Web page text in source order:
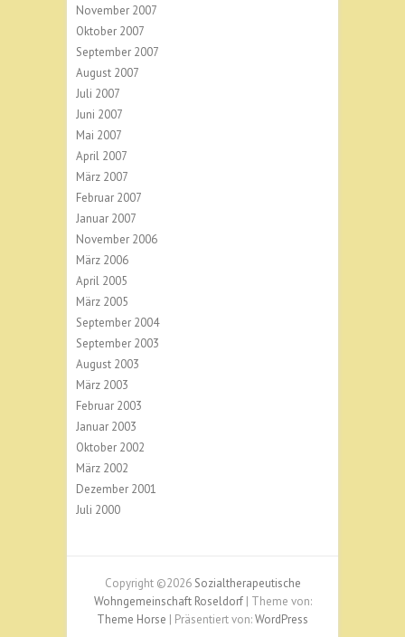
November 2007
Oktober 2007
September 2007
August 2007
Juli 2007
Juni 2007
Mai 2007
April 2007
März 2007
Februar 2007
Januar 2007
November 2006
März 2006
April 2005
März 2005
September 2004
September 2003
August 2003
März 2003
Februar 2003
Januar 2003
Oktober 2002
März 2002
Dezember 2001
Juli 2000
Copyright ©2026 Sozialtherapeutische
Wohngemeinschaft Roseldorf| Theme von:
Theme Horse | Präsentiert von:WordPress